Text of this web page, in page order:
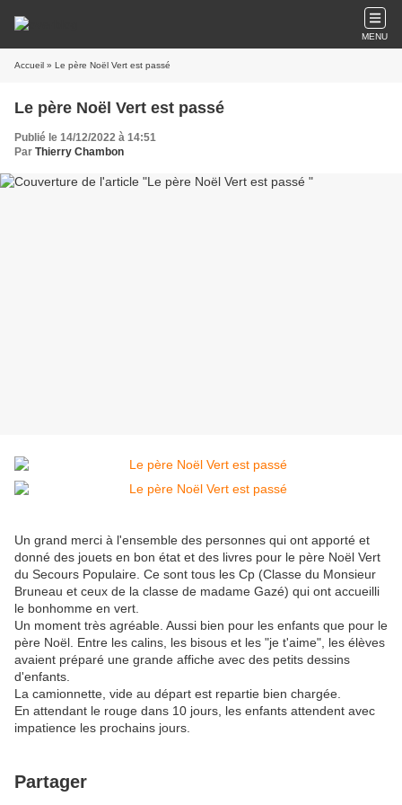
MENU
Accueil » Le père Noël Vert est passé
Le père Noël Vert est passé
Publié le 14/12/2022 à 14:51
Par Thierry Chambon
Un grand merci à l'ensemble des personnes qui ont apporté et
donné des jouets en bon état et des livres pour le père Noël Vert
du Secours Populaire. Ce sont tous les Cp (Classe du Monsieur
Bruneau et ceux de la classe de madame Gazé) qui ont accueilli
le bonhomme en vert.
Un moment très agréable. Aussi bien pour les enfants que pour le
père Noël. Entre les calins, les bisous et les "je t'aime", les élèves
avaient préparé une grande affiche avec des petits dessins
d'enfants.
La camionnette, vide au départ est repartie bien chargée.
En attendant le rouge dans 10 jours, les enfants attendent avec
impatience les prochains jours.
Partager